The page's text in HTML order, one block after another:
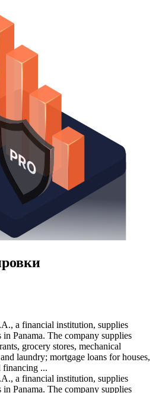
a financial institution, supplies
Panama. The company supplies
grocery stores, mechanical
laundry; mortgage loans for houses,
financing ...
a financial institution, supplies
Panama. The company supplies